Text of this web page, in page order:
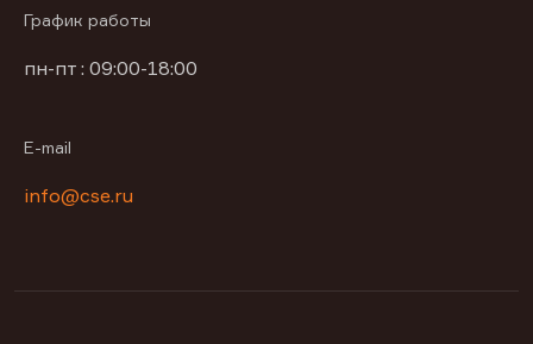
График работы
пн-пт : 09:00-18:00
E-mail
info@cse.ru